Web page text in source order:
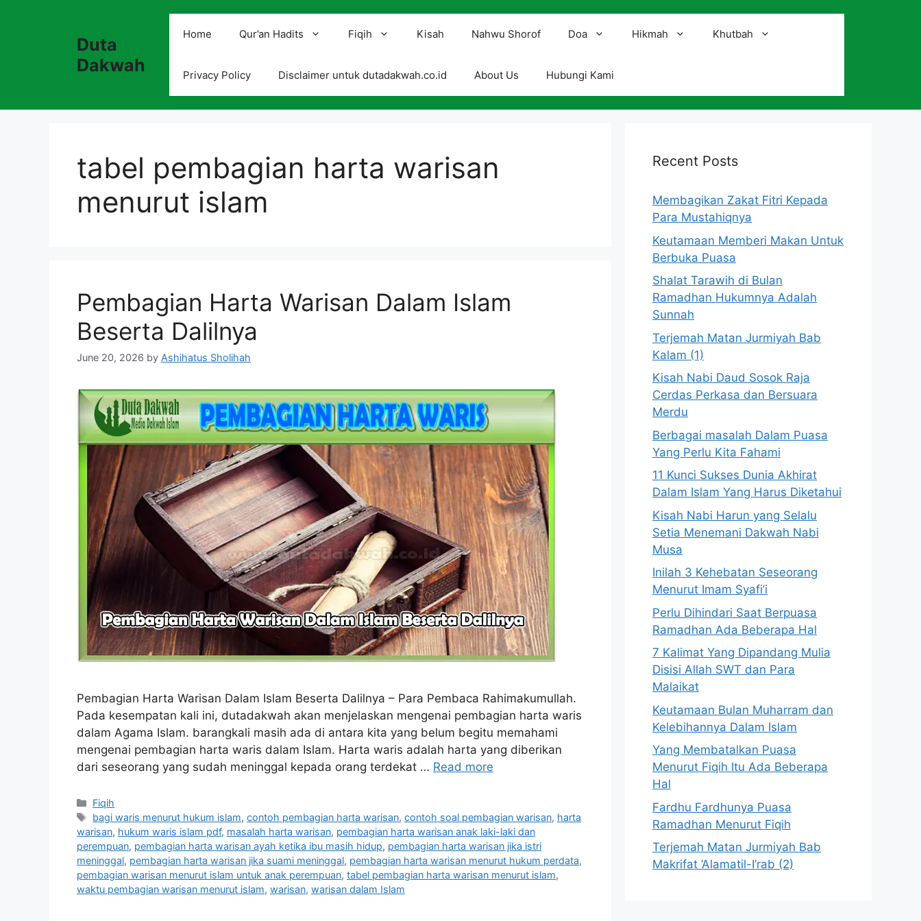
Duta
Dakwah
Home Qur’an Hadits Fiqih Kisah Nahwu Shorof Doa Hikmah Khutbah
Privacy Policy Disclaimer untuk dutadakwah.co.id About Us Hubungi Kami
tabel pembagian harta warisan
menurut islam
Pembagian Harta Warisan Dalam Islam
Beserta Dalilnya
June 20, 2026 by Ashihatus Sholihah
Pembagian Harta Warisan Dalam Islam Beserta Dalilnya – Para Pembaca Rahimakumullah.
Pada kesempatan kali ini, dutadakwah akan menjelaskan mengenai pembagian harta waris
dalam Agama Islam. barangkali masih ada di antara kita yang belum begitu memahami
mengenai pembagian harta waris dalam Islam. Harta waris adalah harta yang diberikan
dari seseorang yang sudah meninggal kepada orang terdekat … Read more
Categories
Fiqih
Tags
bagi waris menurut hukum islam,contoh pembagian harta warisan,contoh soal pembagian warisan, harta
warisan, hukum waris islam pdf, masalah harta warisan, pembagian harta warisan anak laki-laki dan
perempuan, pembagian harta warisan ayah ketika ibu masih hidup, pembagian harta warisan jika istri
meninggal, pembagian harta warisan jika suami meninggal, pembagian harta warisan menurut hukum perdata,
pembagian warisan menurut islam untuk anak perempuan, tabel pembagian harta warisan menurut islam,
waktu pembagian warisan menurut islam, warisan, warisan dalam Islam
Recent Posts
Membagikan Zakat Fitri Kepada
Para Mustahiqnya
Keutamaan Memberi Makan Untuk
Berbuka Puasa
Shalat Tarawih di Bulan
Ramadhan Hukumnya Adalah
Sunnah
Terjemah Matan Jurmiyah Bab
Kalam (1)
Kisah Nabi Daud Sosok Raja
Cerdas Perkasa dan Bersuara
Merdu
Berbagai masalah Dalam Puasa
Yang Perlu Kita Fahami
11 Kunci Sukses Dunia Akhirat
Dalam Islam Yang Harus Diketahui
Kisah Nabi Harun yang Selalu
Setia Menemani Dakwah Nabi
Musa
Inilah 3 Kehebatan Seseorang
Menurut Imam Syafi’i
Perlu Dihindari Saat Berpuasa
Ramadhan Ada Beberapa Hal
7 Kalimat Yang Dipandang Mulia
Disisi Allah SWT dan Para
Malaikat
Keutamaan Bulan Muharram dan
Kelebihannya Dalam Islam
Yang Membatalkan Puasa
Menurut Fiqih Itu Ada Beberapa
Hal
Fardhu Fardhunya Puasa
Ramadhan Menurut Fiqih
Terjemah Matan Jurmiyah Bab
Makrifat ‘Alamatil-I’rab (2)